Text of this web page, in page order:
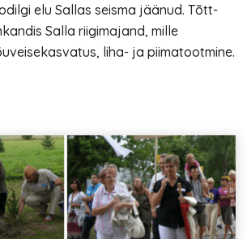
elu Sallas seisma jäänud. Tõtt-
Salla riigimajand, mille
liha- ja piimatootmine.